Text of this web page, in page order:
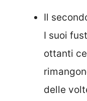
Il
I suoi
ottanti
delle